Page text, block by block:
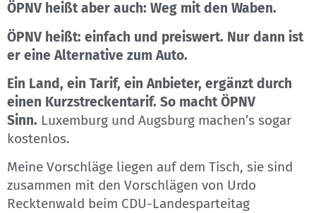
ÖPNV heißt aber auch: Weg mit den Waben.
ÖPNV heißt: einfach und preiswert. Nur dann ist
er eine Alternative zum Auto.
Ein Land, ein Tarif, ein Anbieter, ergänzt durch
einen Kurzstreckentarif. So macht ÖPNV
Sinn. Luxemburg und Augsburg machen’s sogar
kostenlos.
Meine Vorschläge liegen auf dem Tisch, sie sind
zusammen mit den Vorschlägen von Urdo
Recktenwald beim CDU-Landesparteitag